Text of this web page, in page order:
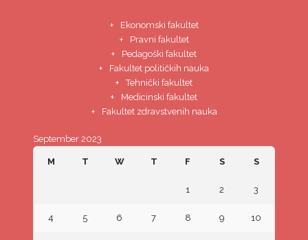
Ekonomski fakultet
Pravni fakultet
Pedagoški fakultet
Fakultet političkih nauka
Tehnički fakultet
Medicinski fakultet
Fakultet zdravstvenih nauka
September 2023
M T W T F S S
1 2 3
4 5 6 7 8 9 10